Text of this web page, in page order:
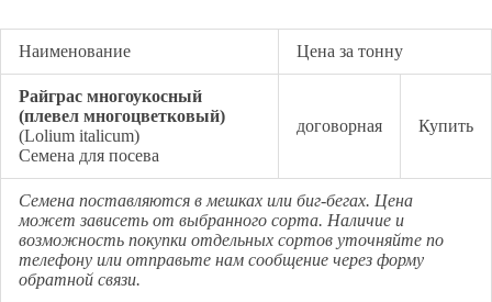
Наименование Цена за тонну
Райграс многоукосный
(плевел многоцветковый)
(Lolium italicum)
Семена для посева
договорная Купить
Семена поставляются в мешках или биг-бегах. Цена
может зависеть от выбранного сорта. Наличие и
возможность покупки отдельных сортов уточняйте по
телефону или отправьте нам сообщение через форму
обратной связи.